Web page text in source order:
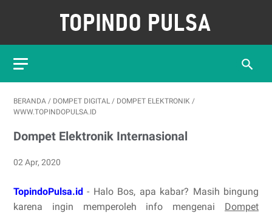
BERANDA / DOMPET DIGITAL / DOMPET ELEKTRONIK /
WWW.TOPINDOPULSA.ID
Dompet Elektronik Internasional
02 Apr, 2020
TopindoPulsa.id - Halo Bos, apa kabar? Masih bingung
karena ingin memperoleh info mengenai Dompet